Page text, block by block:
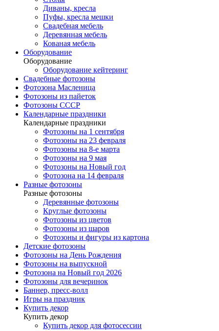
Диваны, кресла
Пуфы, кресла мешки
Свадебная мебель
Деревянная мебель
Кованая мебель
Оборудование
Оборудование
Оборудование кейтеринг
Свадебные фотозоны
Фотозона Масленица
Фотозоны из пайеток
Фотозоны СССР
Календарные праздники
Календарные праздники
Фотозоны на 1 сентября
Фотозоны на 23 февраля
Фотозоны на 8-е марта
Фотозоны на 9 мая
Фотозоны на Новый год
Фотозона на 14 февраля
Разные фотозоны
Разные фотозоны
Деревянные фотозоны
Круглые фотозоны
Фотозоны из цветов
Фотозоны из шаров
Фотозоны и фигуры из картона
Детские фотозоны
Фотозоны на День Рождения
Фотозоны на выпускной
Фотозона на Новый год 2026
Фотозоны для вечеринок
Баннер, пресс-волл
Игры на праздник
Купить декор
Купить декор
Купить декор для фотосессии